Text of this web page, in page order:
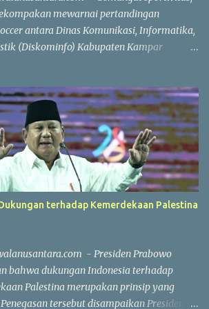
mewarnai pertandingan
antara Dinas Komunikasi, Informatika,
(Diskominfo) Kabupaten Kampar
Kampar, Kamis (23/7/2026),
silaturahmi sekaligus menjaga
Aparatur Sipil Negara (ASN) dan PPPK di
Kabupaten Kampar. Sejak peluit awal
wasit Profesional Salis tersebut, kedua
permainan atraktif. Saling
peluang, hingga aksi penyelamatan
gawang membuat pertandingan
menghibur. Meski bertajuk laga
tinggi nilai sportivitas,
terhadap Kemerdekaan Palestina
- Presiden Prabowo
bahwa dukungan Indonesia terhadap
Palestina merupakan prinsip yang
tersebut disampaikan Presiden